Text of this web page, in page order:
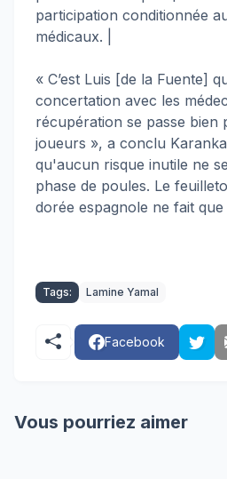
participation conditionnée
médicaux. |
« C’est Luis [de la Fuente]
concertation avec les
récupération se passe bien
joueurs », a conclu
qu'aucun risque inutile ne
phase de poules. Le
dorée espagnole ne fait
Tags: Lamine Yamal
Facebook
Vous pourriez aimer